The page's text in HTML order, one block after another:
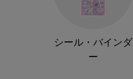
シール・バインダ
ー